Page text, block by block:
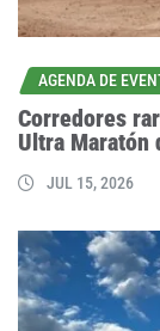
AGENDA DE
Corredores
Ultra Maratón
JUL 15, 2026